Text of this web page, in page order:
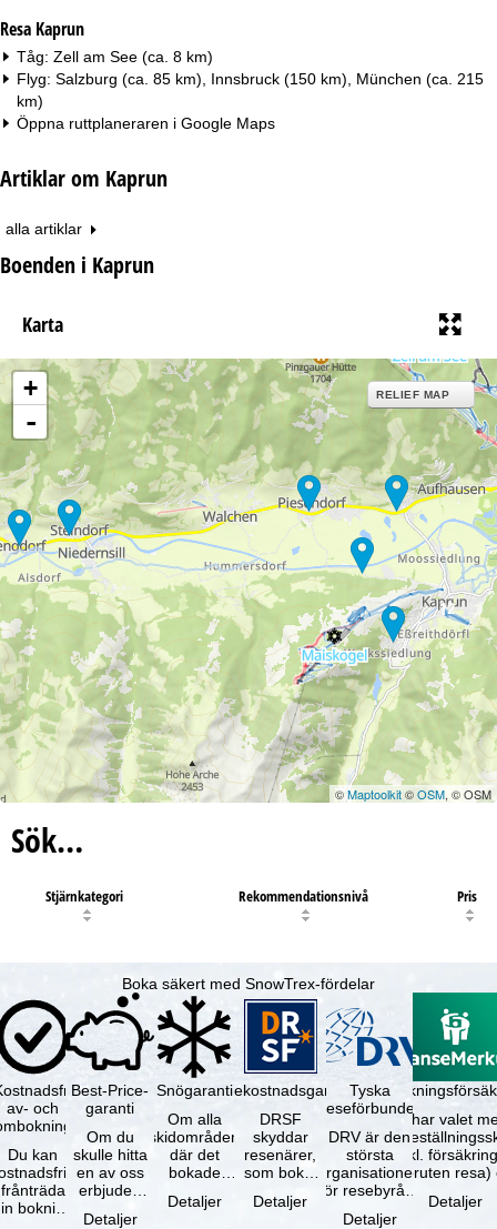
Resa Kaprun
Tåg: Zell am See (ca. 8 km)
Flyg: Salzburg (ca. 85 km), Innsbruck (150 km), München (ca. 215
km)
Öppna ruttplaneraren i Google Maps
Artiklar om Kaprun
alla artiklar
Boenden i Kaprun
Karta
12
+
-
RELIEF MAP
©Maptoolkit©OSM, © OSM
Sök…
Stjärnkategori Rekommendationsnivå Pris
Boka säkert med SnowTrex-fördelar
av- och
Du kan
frånträda
bokning
Best-Price-
garanti
Om du
skulle hitta
en av oss
erbjuden
Detaljer
Snögaranti
Om alla
skidområden
där det
bokade
gäller –
Detaljer
Resekostnadsgaranti
DRSF
skyddar
resenärer,
som bokat
paketresa
Detaljer
Tyska
reseförbundet
DRV är den
största
organisationen
för resebyråer
Detaljer
Du har valet
(inkl.
avbruten resa)
Detaljer